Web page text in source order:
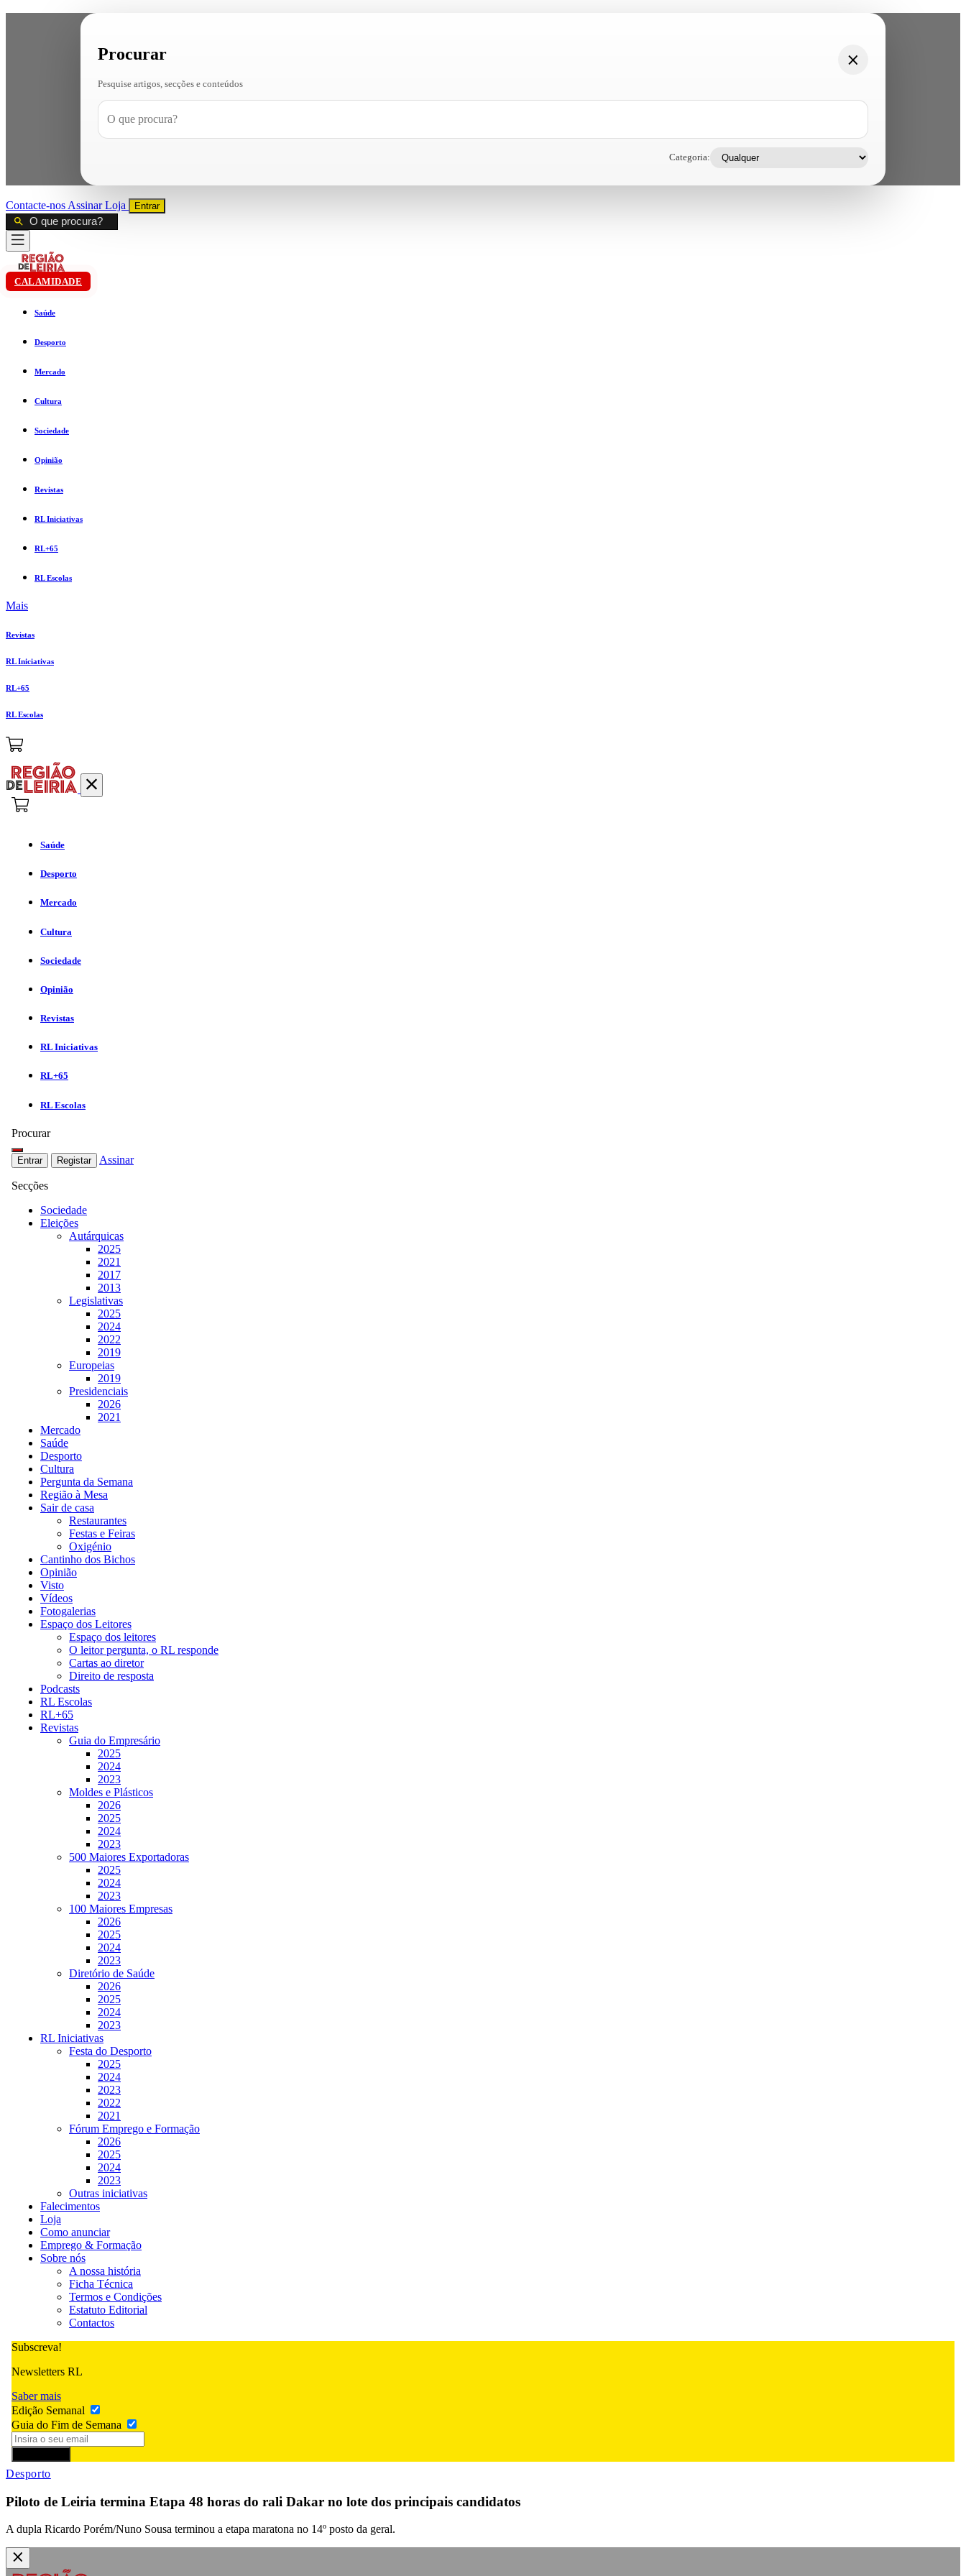
Procurar
Pesquise artigos, secções e conteúdos
Categoria:
Contacte-nos AssinarLoja Entrar
CALAMIDADE
Saúde
Desporto
Mercado
Cultura
Sociedade
Opinião
Revistas
RL Iniciativas
RL+65
RL Escolas
Mais
Revistas
RL Iniciativas
RL+65
RL Escolas
Saúde
Desporto
Mercado
Cultura
Sociedade
Opinião
Revistas
RL Iniciativas
RL+65
RL Escolas
Procurar
Entrar Registar Assinar
Secções
Sociedade
Eleições
Autárquicas
2025
2021
2017
2013
Legislativas
2025
2024
2022
2019
Europeias
2019
Presidenciais
2026
2021
Mercado
Saúde
Desporto
Cultura
Pergunta da Semana
Região à Mesa
Sair de casa
Restaurantes
Festas e Feiras
Oxigénio
Cantinho dos Bichos
Opinião
Visto
Vídeos
Fotogalerias
Espaço dos Leitores
Espaço dos leitores
O leitor pergunta, o RL responde
Cartas ao diretor
Direito de resposta
Podcasts
RL Escolas
RL+65
Revistas
Guia do Empresário
2025
2024
2023
Moldes e Plásticos
2026
2025
2024
2023
500 Maiores Exportadoras
2025
2024
2023
100 Maiores Empresas
2026
2025
2024
2023
Diretório de Saúde
2026
2025
2024
2023
RL Iniciativas
Festa do Desporto
2025
2024
2023
2022
2021
Fórum Emprego e Formação
2026
2025
2024
2023
Outras iniciativas
Falecimentos
Loja
Como anunciar
Emprego & Formação
Sobre nós
A nossa história
Ficha Técnica
Termos e Condições
Estatuto Editorial
Contactos
Subscreva!
Newsletters RL
Saber mais
Edição Semanal
Guia do Fim de Semana
Desporto
Piloto de Leiria termina Etapa 48 horas do rali Dakar no lote dos principais candidatos
A dupla Ricardo Porém/Nuno Sousa terminou a etapa maratona no 14º posto da geral.